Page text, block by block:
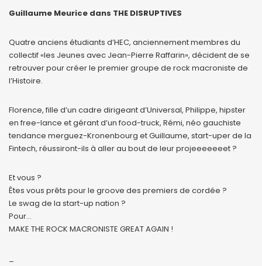
Guillaume Meurice dans THE DISRUPTIVES
Quatre anciens étudiants d’HEC, anciennement membres du
collectif «les Jeunes avec Jean-Pierre Raffarin», décident de se
retrouver pour créer le premier groupe de rock macroniste de
l’Histoire.
Florence, fille d’un cadre dirigeant d’Universal, Philippe, hipster
en free-lance et gérant d’un food-truck, Rémi, néo gauchiste
tendance merguez-Kronenbourg et Guillaume, start-uper de la
Fintech, réussiront-ils à aller au bout de leur projeeeeeeet ?
Et vous ?
Êtes vous prêts pour le groove des premiers de cordée ?
Le swag de la start-up nation ?
Pour…
MAKE THE ROCK MACRONISTE GREAT AGAIN !